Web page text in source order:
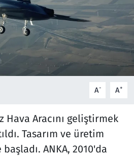
A- A+
Hava Aracını geliştirmek
Tasarım ve üretim
ANKA, 2010'da